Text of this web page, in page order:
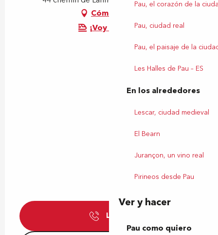
Pau, el corazón de la
Pau, ciudad real
Pau, el paisaje de la
Les Halles de Pau – ES
En los alrededores
Lescar, ciudad medieval
El Bearn
Jurançon, un vino real
Pirineos desde Pau
Ver y hacer
Pau como quiero
Cómo llegar
¡Voy en tren!
Llamar